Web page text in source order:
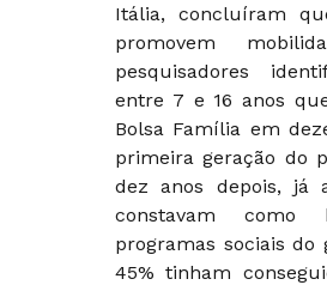
Itália, concluíram
promovem
pesquisadores
entre 7 e 16 anos
Bolsa Família em
primeira geração do
dez anos depois, já
constavam como
programas sociais do
45% tinham